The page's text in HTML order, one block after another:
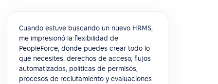
Cuando estuve buscando un nuevo HRMS,
me impresionó la flexibilidad de
PeopleForce, donde puedes crear todo lo
que necesites: derechos de acceso, flujos
automatizados, políticas de permisos,
procesos de reclutamiento y evaluaciones